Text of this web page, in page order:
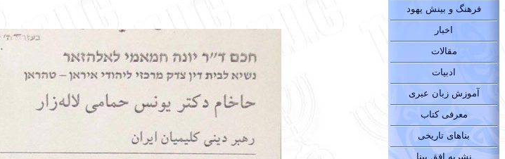
فرهنگ و بینش یهود
اخبار
مقالات
ادبیات
آموزش زبان عبری
معرفی کتاب
بناهای تاریخی
نشریه افق بینا